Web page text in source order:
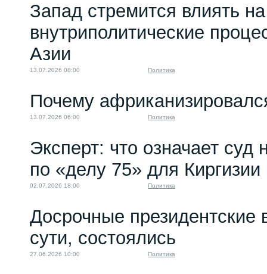
Запад стремится влиять на
внутриполитические
Азии
13.07.2026 08:00 Политика
Почему
13.07.2026 06:00 Политика
Эксперт: что означает
по «делу 75» для Киргизии
02.07.2026 18:00 Политика
Досрочные
сути, состоялись
27.06.2026 10:00 Политика